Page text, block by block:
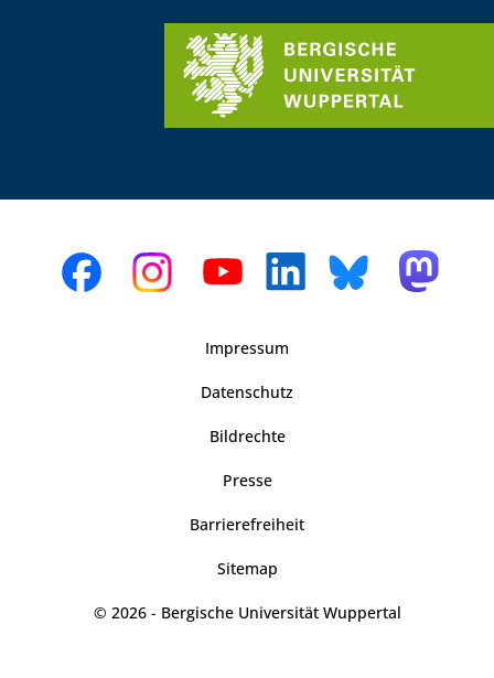
Impressum
Datenschutz
Bildrechte
Presse
Barrierefreiheit
Sitemap
© 2026 - Bergische Universität Wuppertal